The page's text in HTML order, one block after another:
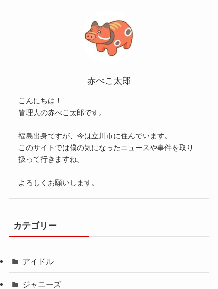
赤べこ太郎
こんにちは！
管理人の赤べこ太郎です。
福島出身ですが、今は立川市に住んでいます。
このサイトでは僕の気になったニュースや事件を取り
扱って行きますね。
よろしくお願いします。
カテゴリー
アイドル
ジャニーズ